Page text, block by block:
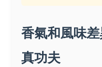
香氣和風味
真功夫